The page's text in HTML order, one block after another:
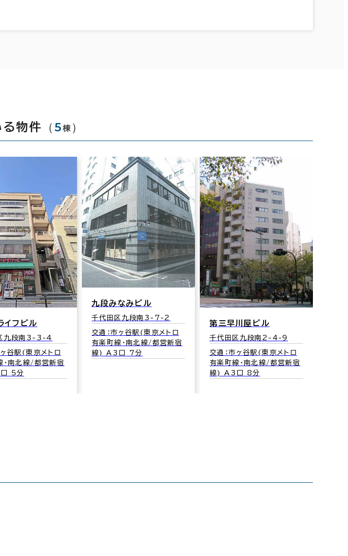
る物件 （5 棟 ）
イフビル
九段南3-3-4
ヶ谷駅(東京メトロ
･南北線/都営新宿
5分
九段みなみビル
千代田区九段南3-7-2
交通：市ヶ谷駅(東京メトロ
有楽町線･南北線/都営新宿
線) A3口 7分
第三早川屋ビル
千代田区九段南2-4-9
交通：市ヶ谷駅(東京メトロ
有楽町線･南北線/都営新宿
線) A3口 8分